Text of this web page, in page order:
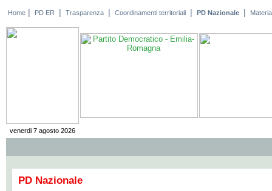
Home | PD ER | Trasparenza | Coordinamenti territoriali | PD Nazionale |
venerdi 7 agosto 2026
PD Nazionale